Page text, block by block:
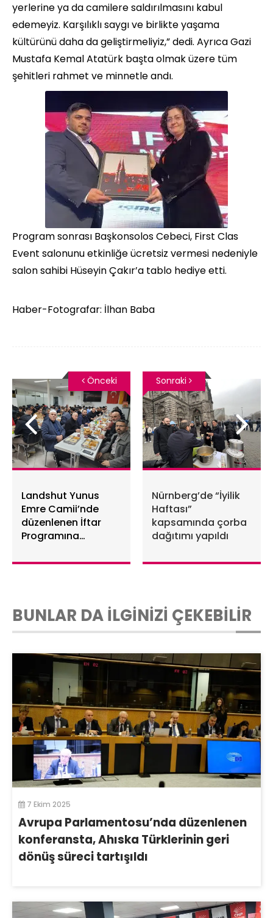
yerlerine ya da camilere saldırılmasını kabul
edemeyiz. Karşılıklı saygı ve birlikte yaşama
kültürünü daha da geliştirmeliyiz,” dedi. Ayrıca Gazi
Mustafa Kemal Atatürk başta olmak üzere tüm
şehitleri rahmet ve minnetle andı.
Program sonrası Başkonsolos Cebeci, First Clas
Event salonunu etkinliğe ücretsiz vermesi nedeniyle
salon sahibi Hüseyin Çakır’a tablo hediye etti.
Haber-Fotografar: İlhan Baba
Landshut Yunus
Emre Camii’nde
düzenlenen İftar
Programına
birlik, dayanışma
Önceki
Nürnberg’de “İyilik
Haftası”
kapsamında çorba
dağıtımı yapıldı
Sonraki
BUNLAR DA İLGİNİZİ ÇEKEBİLİR
7 Ekim 2025
Avrupa Parlamentosu’nda düzenlenen
konferansta, Ahıska Türklerinin geri
dönüş süreci tartışıldı